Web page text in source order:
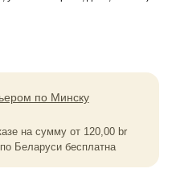
по Минску
на сумму от 120,00 br
Беларуси бесплатна